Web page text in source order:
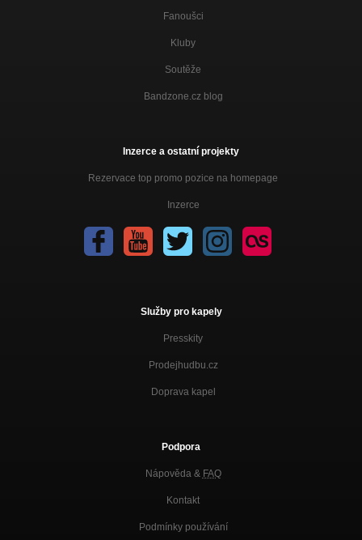
Fanoušci
Kluby
Soutěže
Bandzone.cz blog
Inzerce a ostatní projekty
Rezervace top promo pozice na homepage
Inzerce
Služby pro kapely
Presskity
Prodejhudbu.cz
Doprava kapel
Podpora
Nápověda & FAQ
Kontakt
Podmínky používání